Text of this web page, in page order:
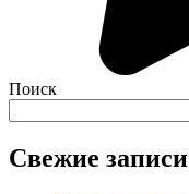
Поиск
Свежие записи